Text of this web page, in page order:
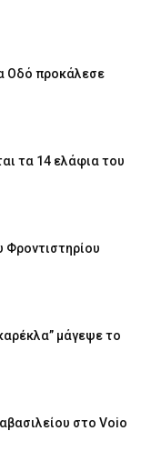
Οδό προκάλεσε
τα 14 ελάφια του
Φροντιστηρίου
μάγεψε το
στο Voio